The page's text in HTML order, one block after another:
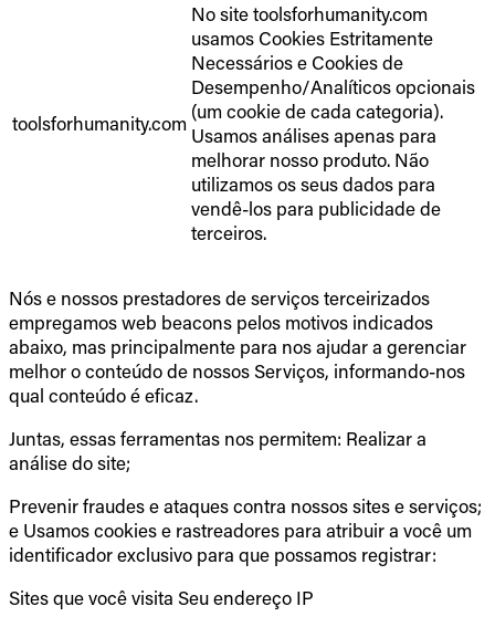
toolsforhumanity.com
No site toolsforhumanity.com
usamos Cookies Estritamente
Necessários e Cookies de
Desempenho/Analíticos opcionais
(um cookie de cada categoria).
Usamos análises apenas para
melhorar nosso produto. Não
utilizamos os seus dados para
vendê-los para publicidade de
terceiros.
Nós e nossos prestadores de serviços terceirizados
empregamos web beacons pelos motivos indicados
abaixo, mas principalmente para nos ajudar a gerenciar
melhor o conteúdo de nossos Serviços, informando-nos
qual conteúdo é eficaz.
Juntas, essas ferramentas nos permitem: Realizar a
análise do site;
Prevenir fraudes e ataques contra nossos sites e serviços;
e Usamos cookies e rastreadores para atribuir a você um
identificador exclusivo para que possamos registrar:
Sites que você visita Seu endereço IP